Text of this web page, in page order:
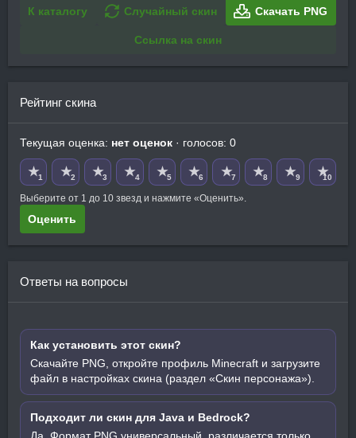
К каталогу Случайный скин Скачать PNG
Ссылка на скин
Рейтинг скина
Текущая оценка: нет оценок · голосов: 0
★1 ★2 ★3 ★4 ★5 ★6 ★7 ★8 ★9 ★10
Выберите от 1 до 10 звезд и нажмите «Оценить».
Оценить
Ответы на вопросы
Как установить этот скин?
Скачайте PNG, откройте профиль Minecraft и загрузите
файл в настройках скина (раздел «Скин персонажа»).
Подходит ли скин для Java и Bedrock?